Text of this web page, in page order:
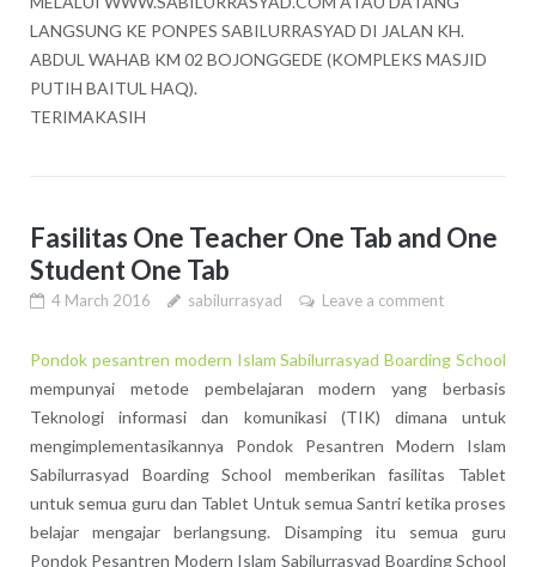
LANGSUNG KE PONPES SABILURRASYAD DI JALAN KH.
ABDUL WAHAB KM 02 BOJONGGEDE (KOMPLEKS MASJID
PUTIH BAITUL HAQ).
TERIMAKASIH
Fasilitas One Teacher One Tab and One
Student One Tab
4 March 2016 sabilurrasyad Leave a comment
Pondok pesantren modern Islam Sabilurrasyad Boarding School
mempunyai metode pembelajaran modern yang berbasis
Teknologi informasi dan komunikasi (TIK) dimana untuk
mengimplementasikannya Pondok Pesantren Modern Islam
Sabilurrasyad Boarding School memberikan fasilitas Tablet
untuk semua guru dan Tablet Untuk semua Santri ketika proses
belajar mengajar berlangsung. Disamping itu semua guru
Pondok Pesantren Modern Islam Sabilurrasyad Boarding School